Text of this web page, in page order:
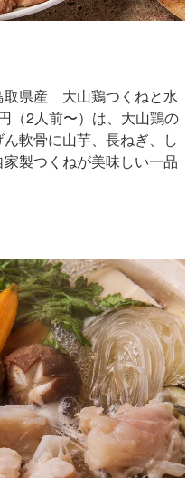
取県産 大山鶏つくねと水
（2人前〜）は、大山鶏の
軟骨に山芋、長ねぎ、し
製つくねが美味しい一品